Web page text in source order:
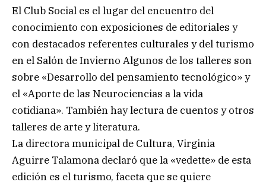
El Club Social es el lugar del encuentro del
conocimiento con exposiciones de editoriales y
con destacados referentes culturales y del turismo
en el Salón de Invierno Algunos de los talleres son
sobre «Desarrollo del pensamiento tecnológico» y
el «Aporte de las Neurociencias a la vida
cotidiana». También hay lectura de cuentos y otros
talleres de arte y literatura.
La directora municipal de Cultura, Virginia
Aguirre Talamona declaró que la «vedette» de esta
edición es el turismo, faceta que se quiere